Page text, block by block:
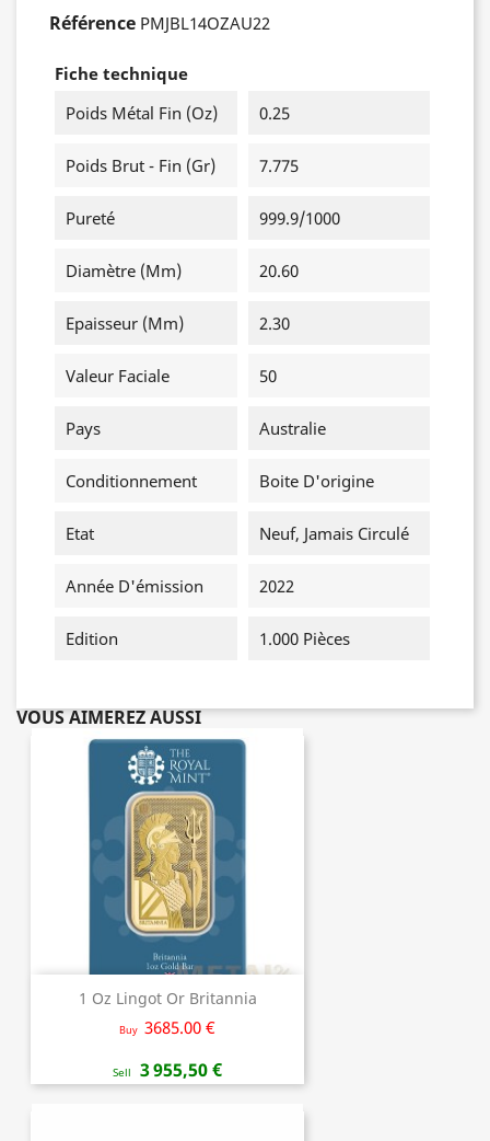
Référence PMJBL14OZAU22
Fiche technique
Poids Métal Fin (oz)
0.25
Poids Brut - Fin (gr) 7.775
Pureté 999.9/1000
Diamètre (mm) 20.60
Epaisseur (mm) 2.30
Valeur Faciale 50
Pays Australie
Conditionnement Boite D'origine
Etat Neuf, Jamais Circulé
Année D'émission 2022
Edition 1.000 Pièces
VOUS AIMEREZ AUSSI
1 Oz Lingot Or Britannia
Buy 3685.00 €
Sell 3 955,50 €